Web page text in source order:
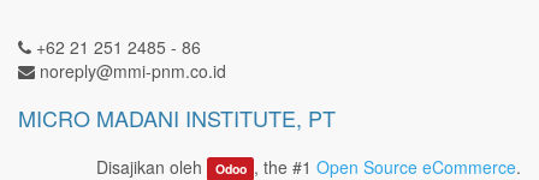
+62 21 251 2485 - 86
noreply@mmi-pnm.co.id
MICRO MADANI INSTITUTE, PT
Disajikan oleh Odoo , the #1 Open Source eCommerce.